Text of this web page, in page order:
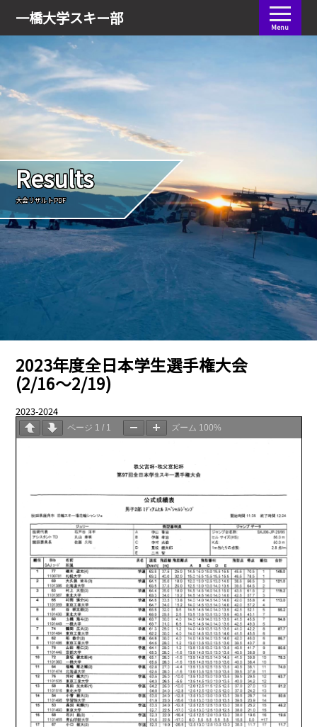
一橋大学スキー部 Menu
会員ログイン
Results
大会リザルトPDF
2023年度全日本学生選手権大会
(2/16〜2/19)
2023-2024
ページ 1 / 1 ズーム 100%